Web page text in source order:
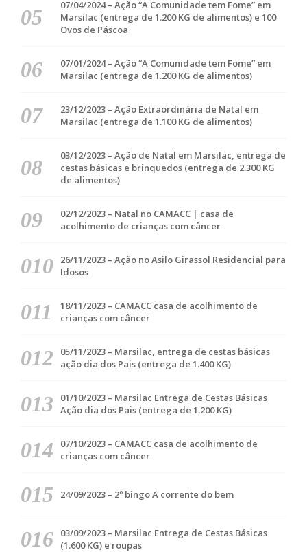
07/04/2024 – Ação “A Comunidade tem Fome” em
Marsilac (entrega de 1.200 KG de alimentos) e 100
Ovos de Páscoa
07/01/2024 – Ação “A Comunidade tem Fome” em
Marsilac (entrega de 1.200 KG de alimentos)
23/12/2023 – Ação Extraordinária de Natal em
Marsilac (entrega de 1.100 KG de alimentos)
03/12/2023 – Ação de Natal em Marsilac, entrega de
cestas básicas e brinquedos (entrega de 2.300 KG
de alimentos)
02/12/2023 – Natal no CAMACC | casa de
acolhimento de crianças com câncer
26/11/2023 – Ação no Asilo Girassol Residencial para
Idosos
18/11/2023 – CAMACC casa de acolhimento de
crianças com câncer
05/11/2023 – Marsilac, entrega de cestas básicas
ação dia dos Pais (entrega de 1.400 KG)
01/10/2023 – Marsilac Entrega de Cestas Básicas
Ação dia dos Pais (entrega de 1.200 KG)
07/10/2023 – CAMACC casa de acolhimento de
crianças com câncer
24/09/2023 – 2º bingo A corrente do bem
03/09/2023 – Marsilac Entrega de Cestas Básicas
(1.600 KG) e roupas